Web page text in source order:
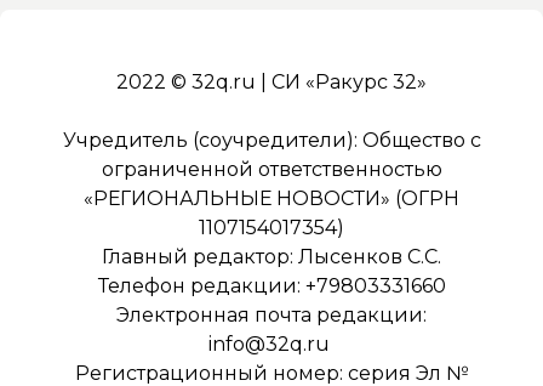
2022 © 32q.ru | СИ «Ракурс 32»
Учредитель (соучредители): Общество с
ограниченной ответственностью
«РЕГИОНАЛЬНЫЕ НОВОСТИ» (ОГРН
1107154017354)
Главный редактор: Лысенков С.С.
Телефон редакции: +79803331660
Электронная почта редакции:
info@32q.ru
Регистрационный номер: серия Эл №